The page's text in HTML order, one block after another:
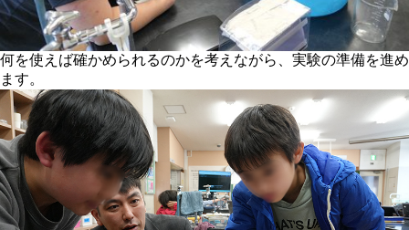
何を使えば確かめられるのかを考えながら、実験の準備を進め
ます。